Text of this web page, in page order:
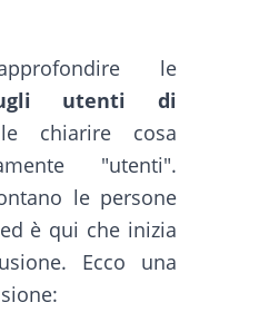
le
utenti di
chiarire cosa
"utenti".
le persone
è qui che inizia
Ecco una